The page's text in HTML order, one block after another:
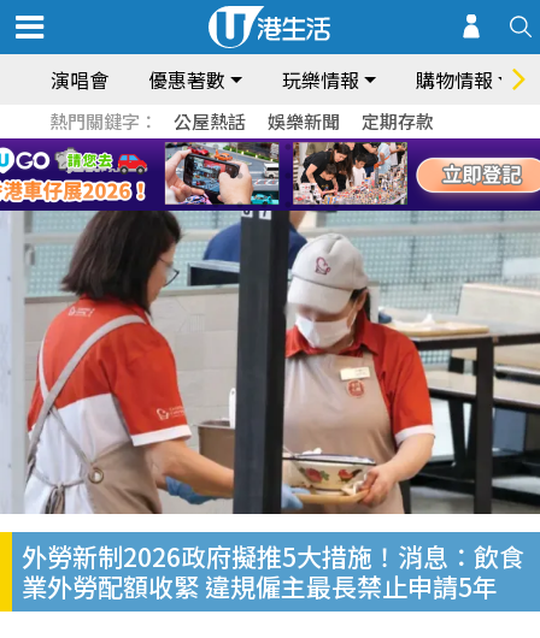
演唱會 優惠著數 玩樂情報 購物情報
熱門關鍵字： 公屋熱話 娛樂新聞 定期存款
外勞新制2026政府擬推5大措施！消息：飲食
業外勞配額收緊 違規僱主最長禁止申請5年